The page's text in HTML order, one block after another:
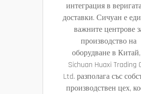
интеграция в
доставки. Сичуан е
важните центрове
производство на
оборудване в
Sichuan Huaxi Trading
Ltd. разполага със
производствен цех,